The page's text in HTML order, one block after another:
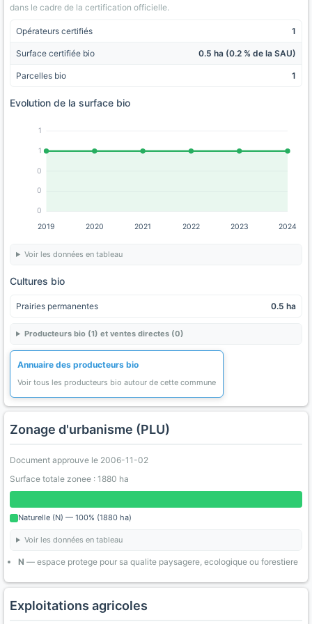
dans le cadre de la certification officielle.
Opérateurs certifiés 1
Surface certifiée bio 0.5 ha (0.2 % de la SAU)
Parcelles bio 1
Evolution de la surface bio
0
0
0
1
1
2019 2020 2021 2022 2023 2024
Voir les données en tableau
Cultures bio
Prairies permanentes 0.5 ha
Producteurs bio (1) et ventes directes (0)
Annuaire des producteurs bio
Voir tous les producteurs bio autour de cette commune
Zonage d'urbanisme (PLU)
Document approuve le 2006-11-02
Surface totale zonee : 1880 ha
Naturelle (N) — 100% (1880 ha)
Voir les données en tableau
N — espace protege pour sa qualite paysagere, ecologique ou forestiere
Exploitations agricoles